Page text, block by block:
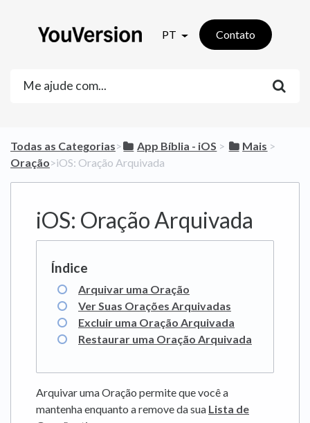
PT Contato
Todas as Categorias​>​ ​App Bíblia - iOS ​ > ​ ​Mais ​ > ​
Oração​>​ iOS: Oração Arquivada
iOS: Oração Arquivada
Arquivar uma Oração
Ver Suas Orações Arquivadas
Excluir uma Oração Arquivada
Restaurar uma Oração Arquivada
Arquivar uma Oração permite que você a
mantenha enquanto a remove da sua Lista de